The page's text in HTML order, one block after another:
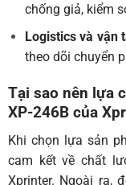
chống giả, kiểm
Logistics và vận
theo dõi chuyển
Tại sao nên lựa
XP-246B của
Khi chọn lựa sản
cam kết về chất
Xprinter. Ngoài ra,